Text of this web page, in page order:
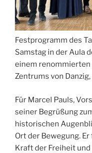
Festprogramm des
Samstag in der Aula
einem renommierten
Zentrums von
Für Marcel Pauls,
seiner Begrüßung
historischen
Ort der Bewegung.
Kraft der Freiheit